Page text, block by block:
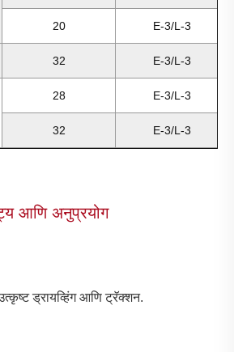
20 E-3/L-3
32 E-3/L-3
28 E-3/L-3
32 E-3/L-3
आणि अनुप्रयोग
ड्रायव्हिंग आणि ट्रॅक्शन.